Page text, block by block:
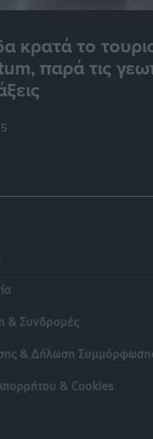
κρατά το
παρά τις
& Συνδρομές
& Δήλωση
& Cookies